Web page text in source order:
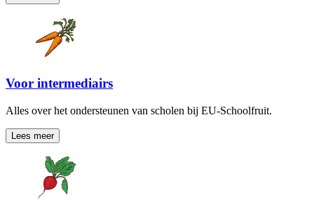
Voor intermediairs
Alles over het ondersteunen van scholen bij EU-Schoolfruit.
Lees meer